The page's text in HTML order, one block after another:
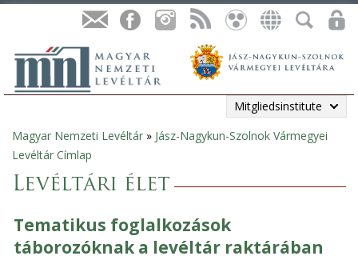
Mitgliedsinstitute
Sie
sind
Magyar Nemzeti Levéltár » Jász-Nagykun-Szolnok Vármegyei
Levéltár Címlap
Levéltári élet
Tematikus foglalkozások
táborozóknak a levéltár raktárában